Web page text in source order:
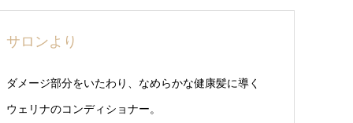
サロンより
ダメージ部分をいたわり、なめらかな健康髪に導く
ウェリナのコンディショナー。